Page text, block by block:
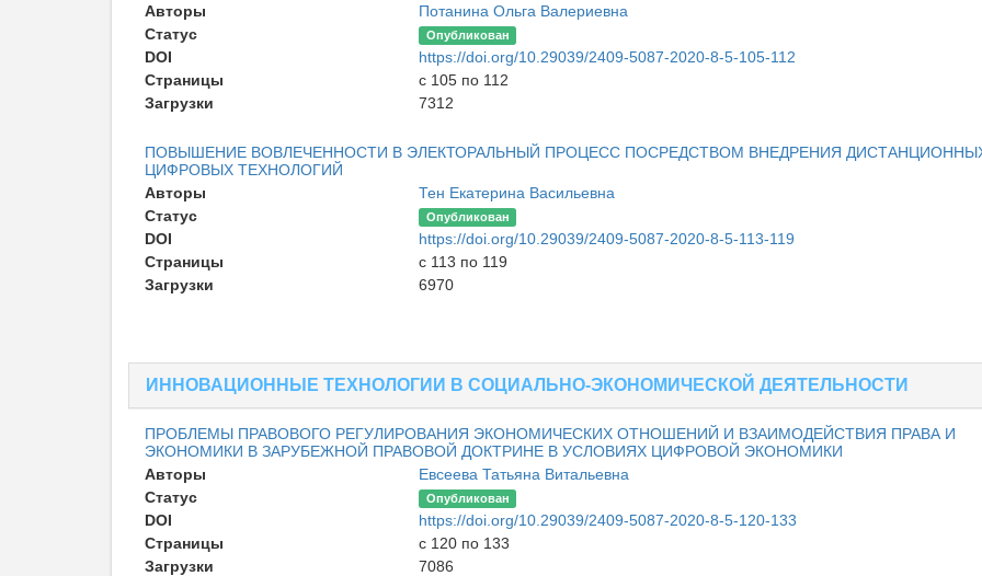
Авторы
Потанина Ольга Валериевна
Статус
Опубликован
DOI
https://doi.org/10.29039/2409-5087-2020-8-5-105-112
Страницы
с 105 по 112
Загрузки
7312
ПОВЫШЕНИЕ ВОВЛЕЧЕННОСТИ В ЭЛЕКТОРАЛЬНЫЙ ПРОЦЕСС ПОСРЕДСТВОМ ВНЕДРЕНИЯ
ЦИФРОВЫХ ТЕХНОЛОГИЙ
Авторы
Тен Екатерина Васильевна
Статус
Опубликован
DOI
https://doi.org/10.29039/2409-5087-2020-8-5-113-119
Страницы
с 113 по 119
Загрузки
6970
ИННОВАЦИОННЫЕ ТЕХНОЛОГИИ В СОЦИАЛЬНО-ЭКОНОМИЧЕСКОЙ ДЕЯТЕЛЬНОСТИ
ПРОБЛЕМЫ ПРАВОВОГО РЕГУЛИРОВАНИЯ ЭКОНОМИЧЕСКИХ ОТНОШЕНИЙ И ВЗАИМОДЕЙСТВИЯ ПРАВА И
ЭКОНОМИКИ В ЗАРУБЕЖНОЙ ПРАВОВОЙ ДОКТРИНЕ В УСЛОВИЯХ ЦИФРОВОЙ ЭКОНОМИКИ
Авторы
Евсеева Татьяна Витальевна
Статус
Опубликован
DOI
https://doi.org/10.29039/2409-5087-2020-8-5-120-133
Страницы
с 120 по 133
Загрузки
7086